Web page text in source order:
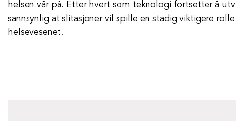
helsen vår på. Etter hvert som teknologi fortsetter å
sannsynlig at slitasjoner vil spille en stadig viktigere
helsevesenet.